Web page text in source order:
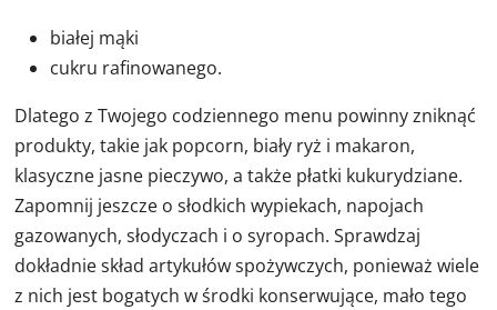
białej mąki
cukru rafinowanego.
Dlatego z Twojego codziennego menu powinny zniknąć
produkty, takie jak popcorn, biały ryż i makaron,
klasyczne jasne pieczywo, a także płatki kukurydziane.
Zapomnij jeszcze o słodkich wypiekach, napojach
gazowanych, słodyczach i o syropach. Sprawdzaj
dokładnie skład artykułów spożywczych, ponieważ wiele
z nich jest bogatych w środki konserwujące, mało tego